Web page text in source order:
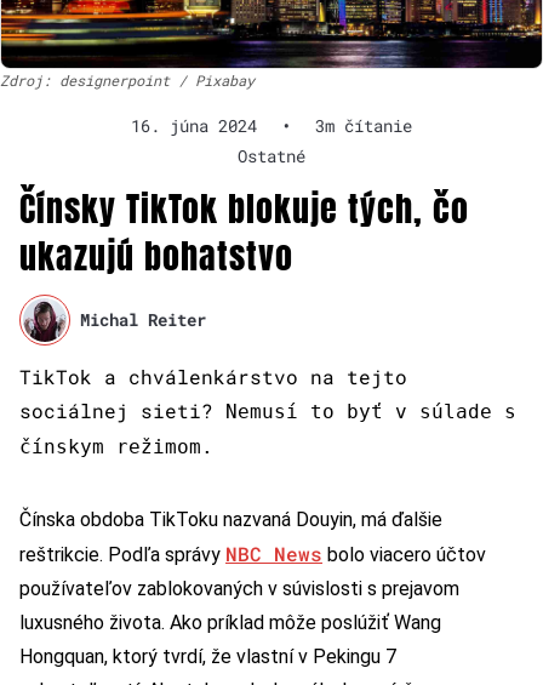
Zdroj: designerpoint / Pixabay
16. júna 2024 •
3m čítanie
Ostatné
Čínsky TikTok blokuje tých, čo
ukazujú bohatstvo
Michal Reiter
TikTok a chválenkárstvo na tejto
sociálnej sieti? Nemusí to byť v súlade s
čínskym režimom.
Čínska obdoba TikToku nazvaná Douyin, má ďalšie
reštrikcie. Podľa správy NBC News bolo viacero účtov
používateľov zablokovaných v súvislosti s prejavom
luxusného života. Ako príklad môže poslúžiť Wang
Hongquan, ktorý tvrdí, že vlastní v Pekingu 7